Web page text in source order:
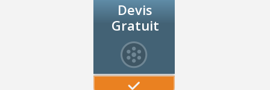
Devis
Gratuit